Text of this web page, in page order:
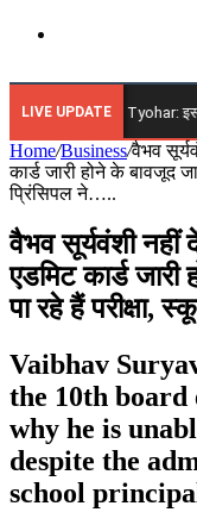
for
LIVE UPDATE
2026 Vrat Tyohar: इस माह
Home/Business/वैभव
कार्ड जारी होने के बावजूद
प्रिंसिपल ने…..
वैभव सूर्यवंशी नहीं
एडमिट कार्ड
पा रहे हैं
Vaibhav
the 10th board
why he is
despite the
school